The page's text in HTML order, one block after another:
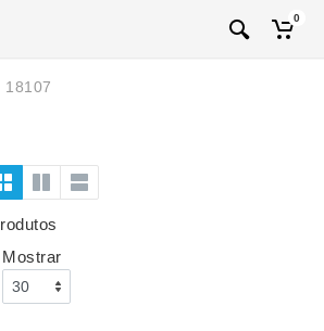
0
18107
Mostrar